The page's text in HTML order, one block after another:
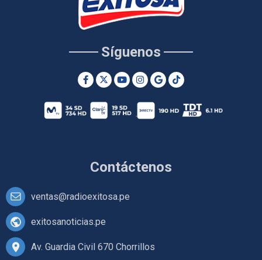
Contáctenos
ventas@radioexitosa.pe
exitosanoticias.pe
Av. Guardia Civil 670 Chorrillos
Síguenos